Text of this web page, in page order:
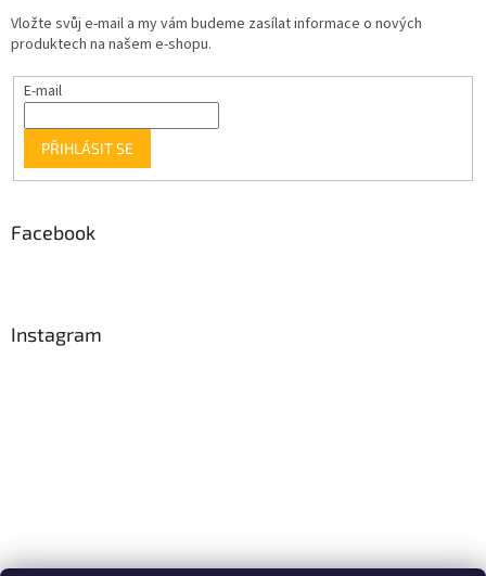
Vložte svůj e-mail a my vám budeme zasílat informace o nových
produktech na našem e-shopu.
E-mail
PŘIHLÁSIT SE
Facebook
Instagram